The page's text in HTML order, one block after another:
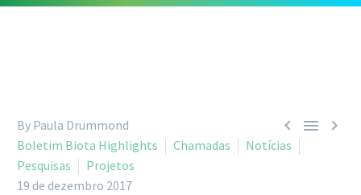
  
By Paula Drummond
Boletim Biota Highlights
Chamadas
Notícias
Pesquisas
Projetos
19 de dezembro 2017